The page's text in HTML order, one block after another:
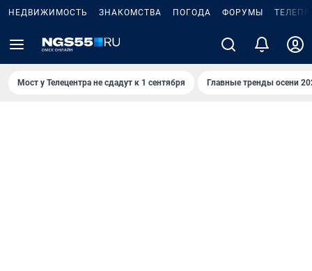
НЕДВИЖИМОСТЬ ЗНАКОМСТВА ПОГОДА ФОРУМЫ
Мост у Телецентра не сдадут к 1 сентября Главные тренды осени